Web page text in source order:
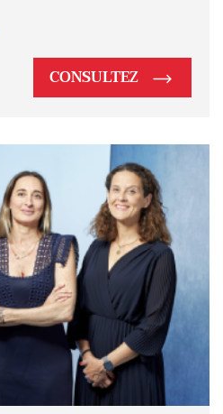
CONSULTEZ